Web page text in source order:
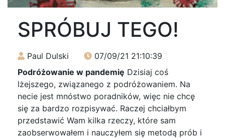
SPRÓBUJ TEGO!
Paul Dulski
07/09/21 21:10:39
Podróżowanie w pandemię Dzisiaj coś
lżejszego, związanego z podróżowaniem. Na
necie jest mnóstwo poradników, więc nie chcę
się za bardzo rozpisywać. Raczej chciałbym
przedstawić Wam kilka rzeczy, które sam
zaobserwowałem i nauczyłem się metodą prób i